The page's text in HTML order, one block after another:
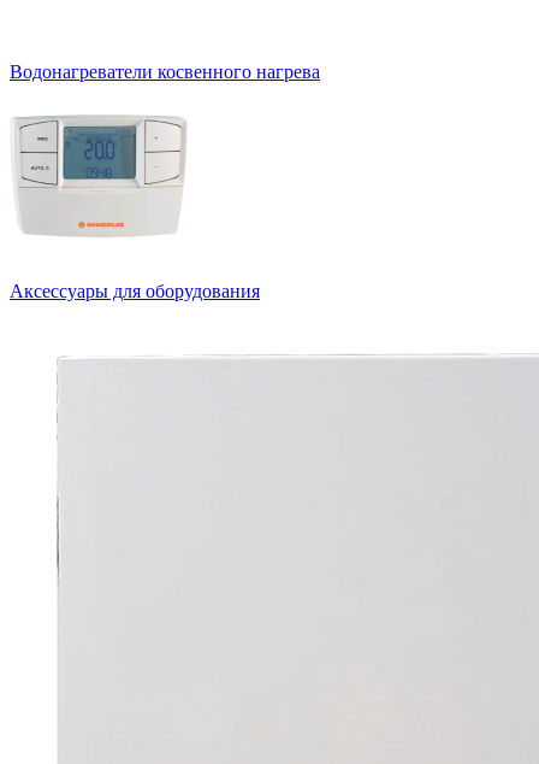
Водонагреватели косвенного нагрева
Аксессуары для оборудования